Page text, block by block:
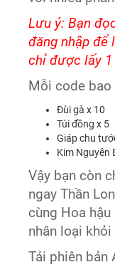
Lưu ý: Bạn
đăng nhập để
chỉ được lấy 1
Mỗi code bao
Đùi gà x 10
Túi đồng x 5
Giáp chu
Kim Nguyên
Vậy bạn còn
ngay Thần
cùng Hoa hậu
nhân loại
Tải phiên